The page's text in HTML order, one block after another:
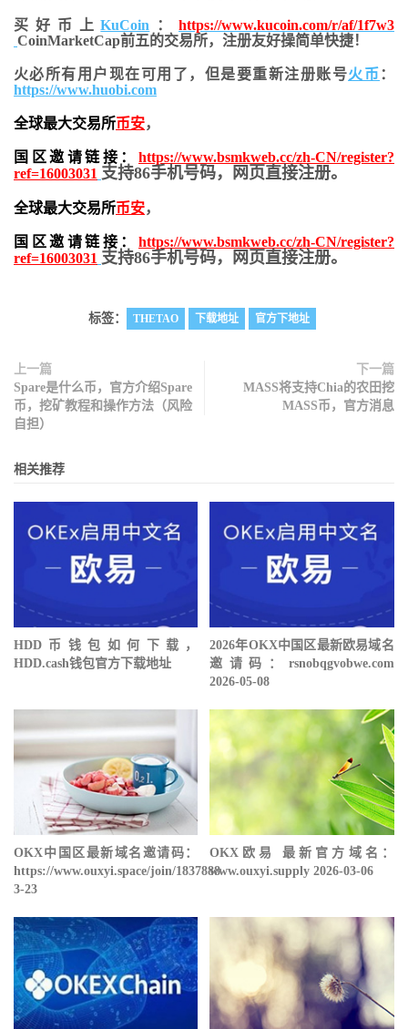
买好币上KuCoin ：https://www.kucoin.com/r/af/1f7w3
CoinMarketCap前五的交易所，注册友好操简单快捷！
火必所有用户现在可用了，但是要重新注册账号火币 ：
https://www.huobi.com
全球最大交易所币安，
国区邀请链接： https://www.bsmkweb.cc/zh-CN/register?
ref=16003031 支持86手机号码，网页直接注册。
全球最大交易所币安，
国区邀请链接： https://www.bsmkweb.cc/zh-CN/register?
ref=16003031 支持86手机号码，网页直接注册。
标签： THETAO 下载地址 官方下地址
上一篇
Spare是什么币，官方介绍Spare
币，挖矿教程和操作方法（风险
自担）
下一篇
MASS将支持Chia的农田挖
MASS币，官方消息
相关推荐
HDD币钱包如何下载，
HDD.cash钱包官方下载地址
2026年OKX中国区最新欧易域名
邀请码：rsnobqgvobwe.com
2026-05-08
OKX中国区最新域名邀请码：
https://www.ouxyi.space/join/1837888
3-23
OKX欧易 最新官方域名：
www.ouxyi.supply 2026-03-06